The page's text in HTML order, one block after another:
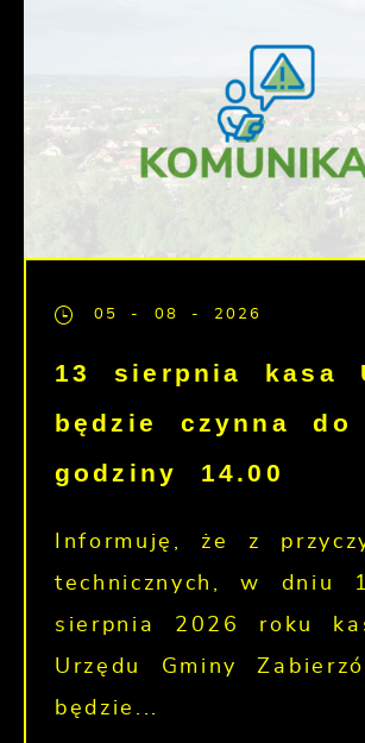
05 - 08 - 2026
13 sierpnia kasa
będzie czynna do
godziny 14.00
Informuję, że z
technicznych, w dniu
sierpnia 2026 roku
Urzędu Gminy
będzie...